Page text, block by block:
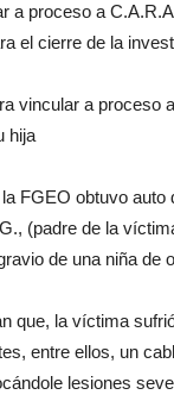
a proceso a
el cierre de la
vincular a proceso
hija
FGEO obtuvo
(padre de la
de una niña de
que, la víctima
entre ellos, un
lesiones